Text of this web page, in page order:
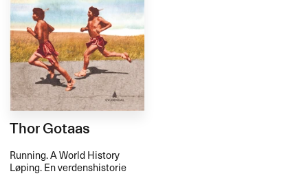
Thor Gotaas
Running. A World History
Løping. En verdenshistorie